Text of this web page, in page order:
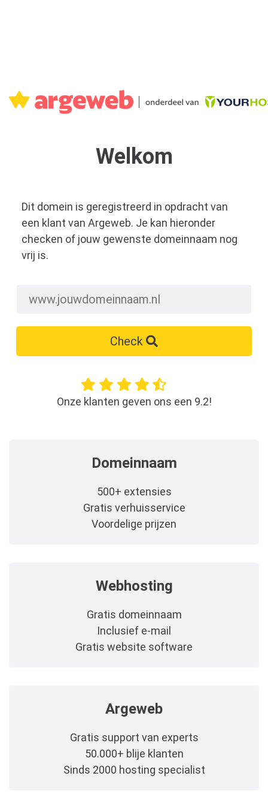
Welkom
Dit domein is geregistreerd in opdracht van
een klant van Argeweb. Je kan hieronder
checken of jouw gewenste domeinnaam nog
vrij is.
Check
Onze klanten geven ons een 9.2!
Domeinnaam
500+ extensies
Gratis verhuisservice
Voordelige prijzen
Webhosting
Gratis domeinnaam
Inclusief e-mail
Gratis website software
Argeweb
Gratis support van experts
50.000+ blije klanten
Sinds 2000 hosting specialist